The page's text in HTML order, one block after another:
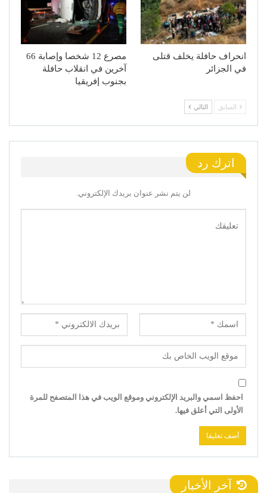
انحراف حافلة يخلف قتلى
في الجزائر
مصرع 12 شخصا وإصابة 66
آخرين في انقلاب حافلة
بجنوب إفريقيا
السابق التالي
اترك رد
لن يتم نشر عنوان بريدك الإلكتروني.
احفظ اسمي والبريد الإلكتروني وموقع الويب في هذا المتصفح للمرة
الأولى التي أعلق فيها.
آخر الأخبار